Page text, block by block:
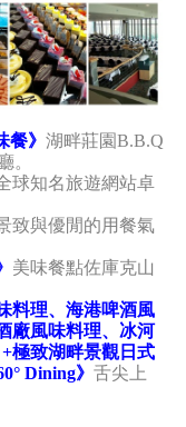
》 湖畔莊園B.B.Q
。
球知名旅遊網站卓
致與優閒的用餐氣
美味餐點佐庫克山
料理、海港啤酒風
廠風味料理、冰河
極致湖畔景觀日式
Dining》 舌尖上